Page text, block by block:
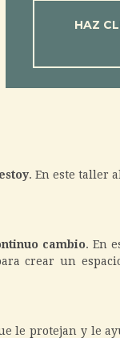
HAZ
. En este taller
cambio. En
crear un
le protejan y le